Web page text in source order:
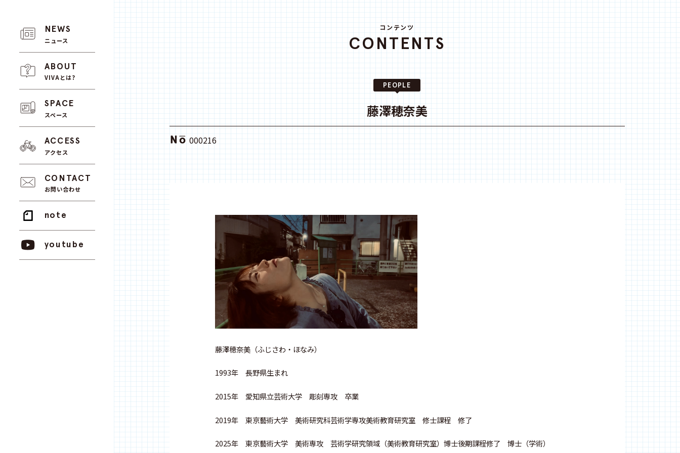
NEWS
ニュース
ABOUT
VIVAとは?
SPACE
スペース
ACCESS
アクセス
CONTACT
お問い合わせ
note
youtube
コンテンツ
CONTENTS
PEOPLE
藤澤穂奈美
000216
藤澤穂奈美（ふじさわ・ほなみ）
1993年 長野県生まれ
2015年 愛知県立芸術大学 彫刻専攻 卒業
2019年 東京藝術大学 美術研究科芸術学専攻美術教育研究室 修士課程 修了
2025年 東京藝術大学 美術専攻 芸術学研究領域（美術教育研究室）博士後期課程修了 博士（学術）